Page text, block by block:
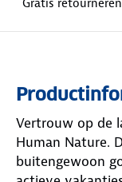
Vertrouw op de
Human Nature.
buitengewoon